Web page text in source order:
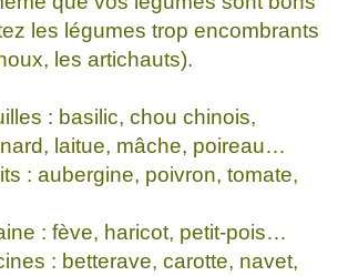
les légumes trop encombrants
les artichauts).
: basilic, chou chinois,
laitue, mâche, poireau…
: aubergine, poivron, tomate,
: fève, haricot, petit-pois…
: betterave, carotte, navet,